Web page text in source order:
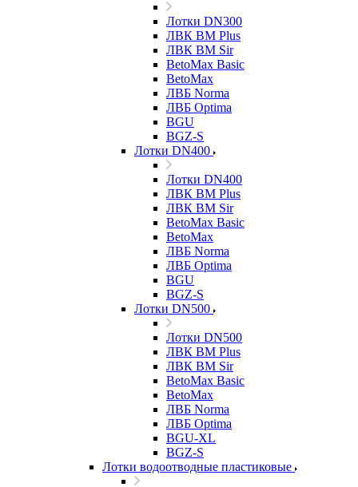
Лотки DN300
ЛВК ВМ Plus
ЛВК ВМ Sir
BetoMax Basic
BetoMax
ЛВБ Norma
ЛВБ Optima
BGU
BGZ-S
Лотки DN400
Лотки DN400
ЛВК ВМ Plus
ЛВК ВМ Sir
BetoMax Basic
BetoMax
ЛВБ Norma
ЛВБ Optima
BGU
BGZ-S
Лотки DN500
Лотки DN500
ЛВК ВМ Plus
ЛВК ВМ Sir
BetoMax Basic
BetoMax
ЛВБ Norma
ЛВБ Optima
BGU-XL
BGZ-S
Лотки водоотводные пластиковые